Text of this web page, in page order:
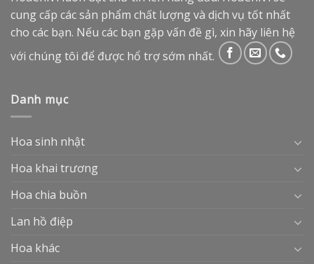
cung cấp các sản phẩm chất lượng và dịch vụ tốt nhất
cho các bạn. Nếu các bạn gặp vấn đề gì, xin hãy liên hệ
với chúng tôi để được hổ trợ sớm nhất.
Danh mục
Hoa sinh nhật
Hoa khai trương
Hoa chia buồn
Lan hồ điệp
Hoa khác